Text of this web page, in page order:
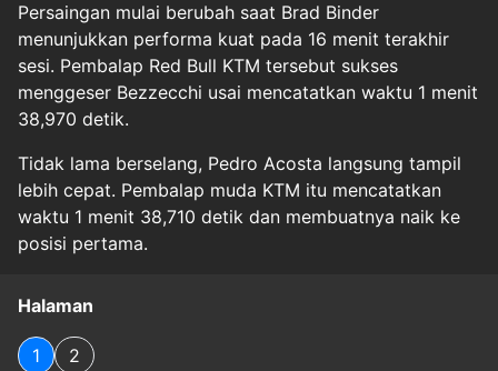
Persaingan mulai berubah saat Brad Binder
menunjukkan performa kuat pada 16 menit terakhir
sesi. Pembalap Red Bull KTM tersebut sukses
menggeser Bezzecchi usai mencatatkan waktu 1 menit
38,970 detik.
Tidak lama berselang, Pedro Acosta langsung tampil
lebih cepat. Pembalap muda KTM itu mencatatkan
waktu 1 menit 38,710 detik dan membuatnya naik ke
posisi pertama.
Halaman
1 2